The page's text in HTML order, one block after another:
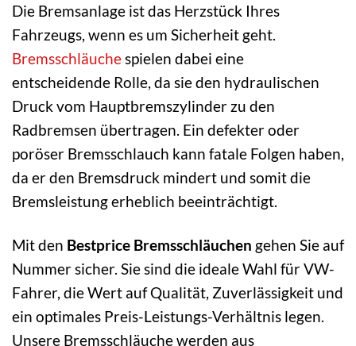
Die Bremsanlage ist das Herzstück Ihres
Fahrzeugs, wenn es um Sicherheit geht.
Bremsschläuchespielen dabei eine
entscheidende Rolle, da sie den hydraulischen
Druck vom Hauptbremszylinder zu den
Radbremsen übertragen. Ein defekter oder
poröser Bremsschlauch kann fatale Folgen haben,
da er den Bremsdruck mindert und somit die
Bremsleistung erheblich beeinträchtigt.
Mit den Bestprice Bremsschläuchen gehen Sie auf
Nummer sicher. Sie sind die ideale Wahl für VW-
Fahrer, die Wert auf Qualität, Zuverlässigkeit und
ein optimales Preis-Leistungs-Verhältnis legen.
Unsere Bremsschläuche werden aus